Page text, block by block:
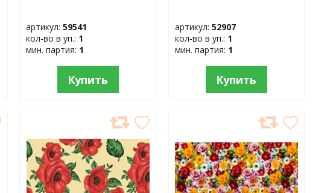
артикул:59541
кол-во в уп.: 1
мин. партия: 1
Купить
артикул: 52907
кол-во в уп.: 1
мин. партия: 1
Купить
В
ИЗБРАННОЕ
ИЗБРАННОЕ